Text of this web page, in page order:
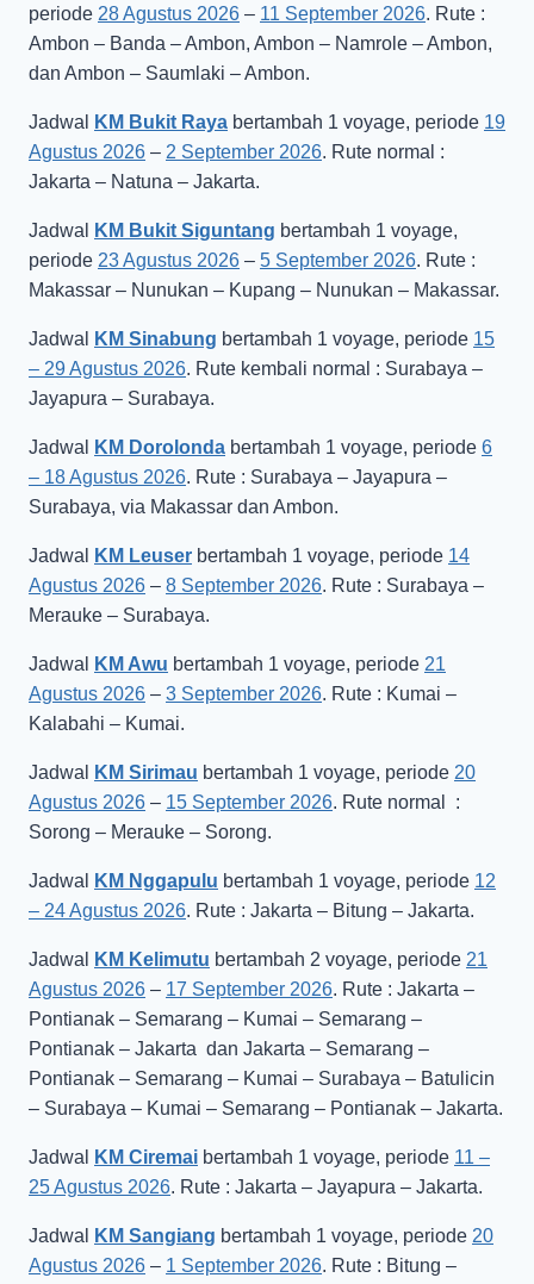
periode 28 Agustus 2026 – 11 September 2026. Rute :
Ambon – Banda – Ambon, Ambon – Namrole – Ambon,
dan Ambon – Saumlaki – Ambon.
Jadwal KM Bukit Raya bertambah 1 voyage, periode 19
Agustus 2026 – 2 September 2026. Rute normal :
Jakarta – Natuna – Jakarta.
Jadwal KM Bukit Siguntang bertambah 1 voyage,
periode 23 Agustus 2026 – 5 September 2026. Rute :
Makassar – Nunukan – Kupang – Nunukan – Makassar.
Jadwal KM Sinabung bertambah 1 voyage, periode 15
– 29 Agustus 2026. Rute kembali normal : Surabaya –
Jayapura – Surabaya.
Jadwal KM Dorolonda bertambah 1 voyage, periode 6
– 18 Agustus 2026. Rute : Surabaya – Jayapura –
Surabaya, via Makassar dan Ambon.
Jadwal KM Leuser bertambah 1 voyage, periode 14
Agustus 2026 – 8 September 2026. Rute : Surabaya –
Merauke – Surabaya.
Jadwal KM Awu bertambah 1 voyage, periode 21
Agustus 2026 – 3 September 2026. Rute : Kumai –
Kalabahi – Kumai.
Jadwal KM Sirimau bertambah 1 voyage, periode 20
Agustus 2026 – 15 September 2026. Rute normal :
Sorong – Merauke – Sorong.
Jadwal KM Nggapulu bertambah 1 voyage, periode 12
– 24 Agustus 2026. Rute : Jakarta – Bitung – Jakarta.
Jadwal KM Kelimutu bertambah 2 voyage, periode 21
Agustus 2026 – 17 September 2026. Rute : Jakarta –
Pontianak – Semarang – Kumai – Semarang –
Pontianak – Jakarta dan Jakarta – Semarang –
Pontianak – Semarang – Kumai – Surabaya – Batulicin
– Surabaya – Kumai – Semarang – Pontianak – Jakarta.
Jadwal KM Ciremai bertambah 1 voyage, periode 11 –
25 Agustus 2026. Rute : Jakarta – Jayapura – Jakarta.
Jadwal KM Sangiang bertambah 1 voyage, periode 20
Agustus 2026 – 1 September 2026. Rute : Bitung –